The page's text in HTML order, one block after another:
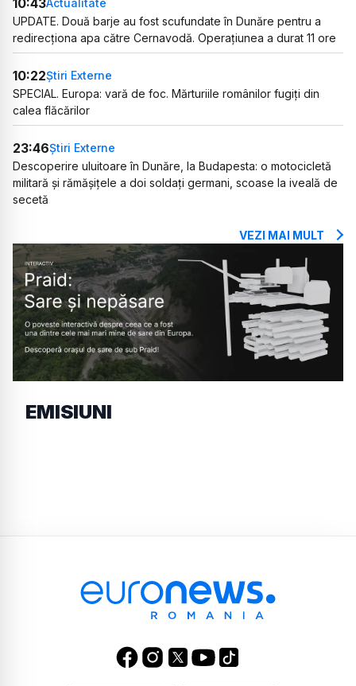
Actualitate
UPDATE. Două barje au fost scufundate în Dunăre pentru a
redirecționa apa către Cernavodă. Operațiunea a durat 11 ore
10:22Știri Externe
SPECIAL. Europa: vară de foc. Mărturiile românilor fugiți din
calea flăcărilor
23:46Știri Externe
Descoperire uluitoare în Dunăre, la Budapesta: o motocicletă
militară și rămășițele a doi soldați germani, scoase la iveală de
secetă
VEZI MAI MULT
EMISIUNI